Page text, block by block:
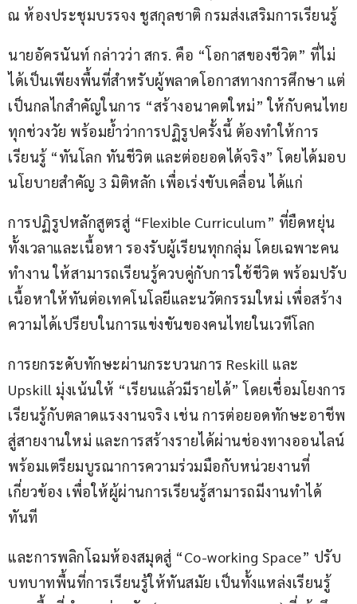
ณ ห้องประชุมบรรจง ชูสกุลชาติ กรมส่งเสริมการเรียนรู้
นายอัครนันท์ กล่าวว่า สกร. คือ “โอกาสของชีวิต” ที่ไม่
ได้เป็นเพียงพื้นที่สำหรับผู้พลาดโอกาสทางการศึกษา แต่
เป็นกลไกสำคัญในการ “สร้างอนาคตใหม่” ให้กับคนไทย
ทุกช่วงวัย พร้อมย้ำว่าการปฏิรูปครั้งนี้ ต้องทำให้การ
เรียนรู้ “ทันโลก ทันชีวิต และต่อยอดได้จริง” โดยได้มอบ
นโยบายสำคัญ 3 มิติหลัก เพื่อเร่งขับเคลื่อน ได้แก่
การปฏิรูปหลักสูตรสู่ “Flexible Curriculum” ที่ยืดหยุ่น
ทั้งเวลาและเนื้อหา รองรับผู้เรียนทุกกลุ่ม โดยเฉพาะคน
ทำงาน ให้สามารถเรียนรู้ควบคู่กับการใช้ชีวิต พร้อมปรับ
เนื้อหาให้ทันต่อเทคโนโลยีและนวัตกรรมใหม่ เพื่อสร้าง
ความได้เปรียบในการแข่งขันของคนไทยในเวทีโลก
การยกระดับทักษะผ่านกระบวนการ Reskill และ
Upskill มุ่งเน้นให้ “เรียนแล้วมีรายได้” โดยเชื่อมโยงการ
เรียนรู้กับตลาดแรงงานจริง เช่น การต่อยอดทักษะอาชีพ
สู่สายงานใหม่ และการสร้างรายได้ผ่านช่องทางออนไลน์
พร้อมเตรียมบูรณาการความร่วมมือกับหน่วยงานที่
เกี่ยวข้อง เพื่อให้ผู้ผ่านการเรียนรู้สามารถมีงานทำได้
ทันที
และการพลิกโฉมห้องสมุดสู่ “Co-working Space” ปรับ
บทบาทพื้นที่การเรียนรู้ให้ทันสมัย เป็นทั้งแหล่งเรียนรู้